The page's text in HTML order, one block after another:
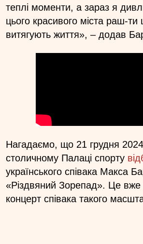
теплі моменти, а зараз я
цього красивого міста раш-
витягують життя», – додав
Нагадаємо, що 21 грудня
столичному Палаці спорту
українського співака Макса
«Різдвяний Зорепад». Це вже
концерт співака такого